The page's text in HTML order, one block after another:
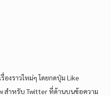
งราวใหม่ๆ โดยกดปุ่ม Like
สำหรับ Twitter ที่ด้านบนข้อความ